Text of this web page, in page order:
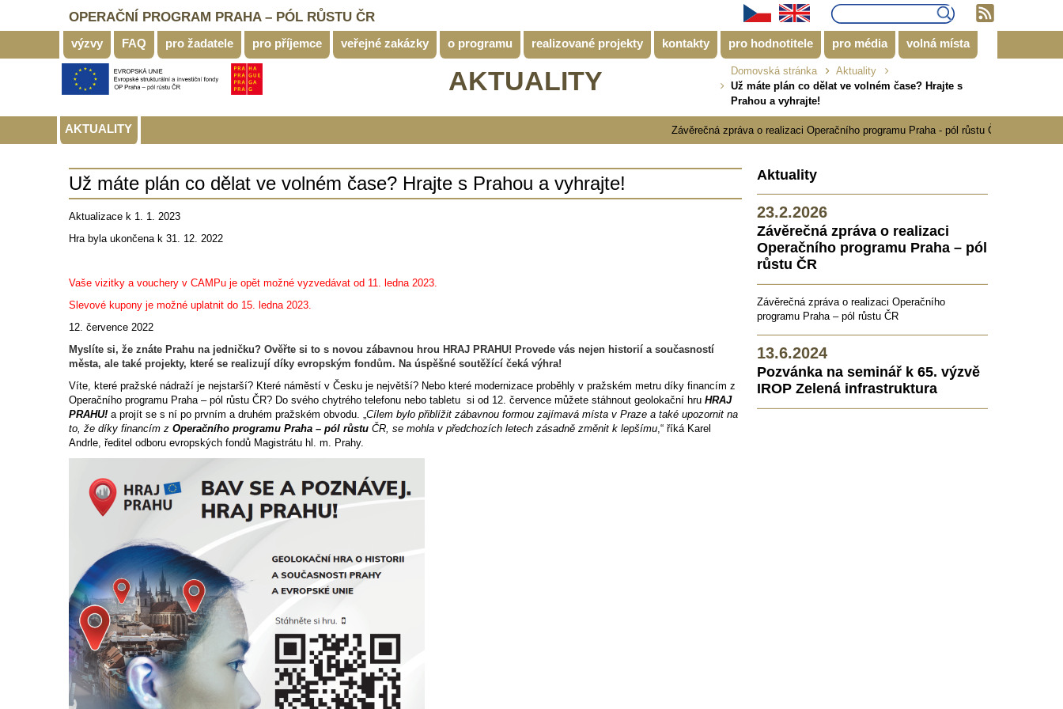
OPERAČNÍ PROGRAM PRAHA – PÓL RŮSTU ČR
výzvy FAQ pro žadatele pro příjemce veřejné zakázky o programu realizované projekty kontakty pro hodnotitele pro média volná místa
AKTUALITY Domovská stránka
Aktuality
Už máte plán co dělat ve volném čase? Hrajte s
Prahou a vyhrajte!
AKTUALITY Závěrečná zpráva o realizaci Operačního programu Praha - pól růstu ČR***
Už máte plán co dělat ve volném čase? Hrajte s Prahou a vyhrajte!
Aktualizace k 1. 1. 2023
Hra byla ukončena k 31. 12. 2022
Vaše vizitky a vouchery v CAMPu je opět možné vyzvedávat od 11. ledna 2023.
Slevové kupony je možné uplatnit do 15. ledna 2023.
12. července 2022
Myslíte si, že znáte Prahu na jedničku? Ověřte si to s novou zábavnou hrou HRAJ PRAHU! Provede vás nejen historií a současností
města, ale také projekty, které se realizují díky evropským fondům. Na úspěšné soutěžící čeká výhra!
Víte, které pražské nádraží je nejstarší? Které náměstí v Česku je největší? Nebo které modernizace proběhly v pražském metru díky financím z
Operačního programu Praha – pól růstu ČR? Do svého chytrého telefonu nebo tabletu si od 12. července můžete stáhnout geolokační hru HRAJ
PRAHU! a projít se s ní po prvním a druhém pražském obvodu. „Cílem bylo přiblížit zábavnou formou zajímavá místa v Praze a také upozornit na
to, že díky financím z Operačního programu Praha – pól růstu ČR, se mohla v předchozích letech zásadně změnit k lepšímu,“ říká Karel
Andrle, ředitel odboru evropských fondů Magistrátu hl. m. Prahy.
Aktuality
23.2.2026
Závěrečná zpráva o realizaci
Operačního programu Praha – pól
růstu ČR
Závěrečná zpráva o realizaci Operačního
programu Praha – pól růstu ČR
13.6.2024
Pozvánka na seminář k 65. výzvě
IROP Zelená infrastruktura